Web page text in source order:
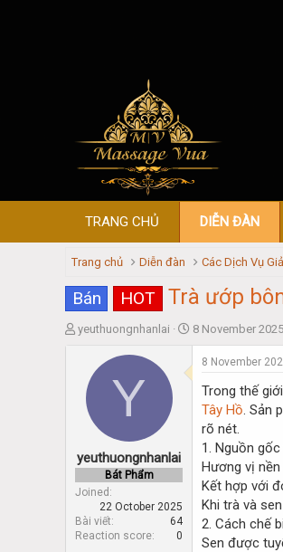
TRANG CHỦ DIỄN ĐÀN
Trang chủ Diễn đàn Các Dịch Vụ
Bán HOT Trà ướp
T
a
t
r
yeuthuongnhanlai
S
t
8 November 2025
Y
yeuthuongnhanlai
Bát Phẩm
Joined
22 October 2025
Bài viết
64
Reaction score
0
8 November
Trong thế
Tây Hồ. Sản
rõ nét.
1. Nguồn
Hương vị
Kết hợp với
Khi trà và
2. Cách chế
Sen được